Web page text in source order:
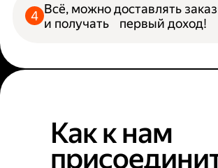
Всё, можно доставлять
и получать первый доход!
Как к нам